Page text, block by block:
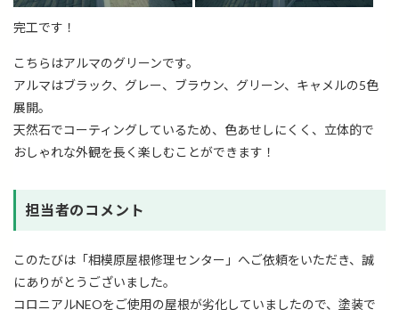
完工です！
こちらはアルマのグリーンです。
アルマはブラック、グレー、ブラウン、グリーン、キャメルの5色
展開。
天然石でコーティングしているため、色あせしにくく、立体的で
おしゃれな外観を長く楽しむことができます！
担当者のコメント
このたびは「相模原屋根修理センター」へご依頼をいただき、誠
にありがとうございました。
コロニアルNEOをご使用の屋根が劣化していましたので、塗装で